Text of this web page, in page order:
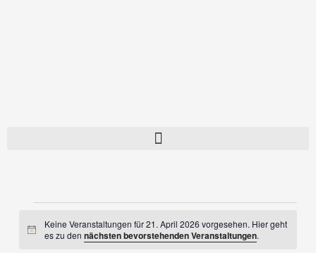
für
Hinweis
Keine Veranstaltungen für 21. April 2026 vorgesehen. Hier geht
es zu den nächsten bevorstehenden Veranstaltungen.